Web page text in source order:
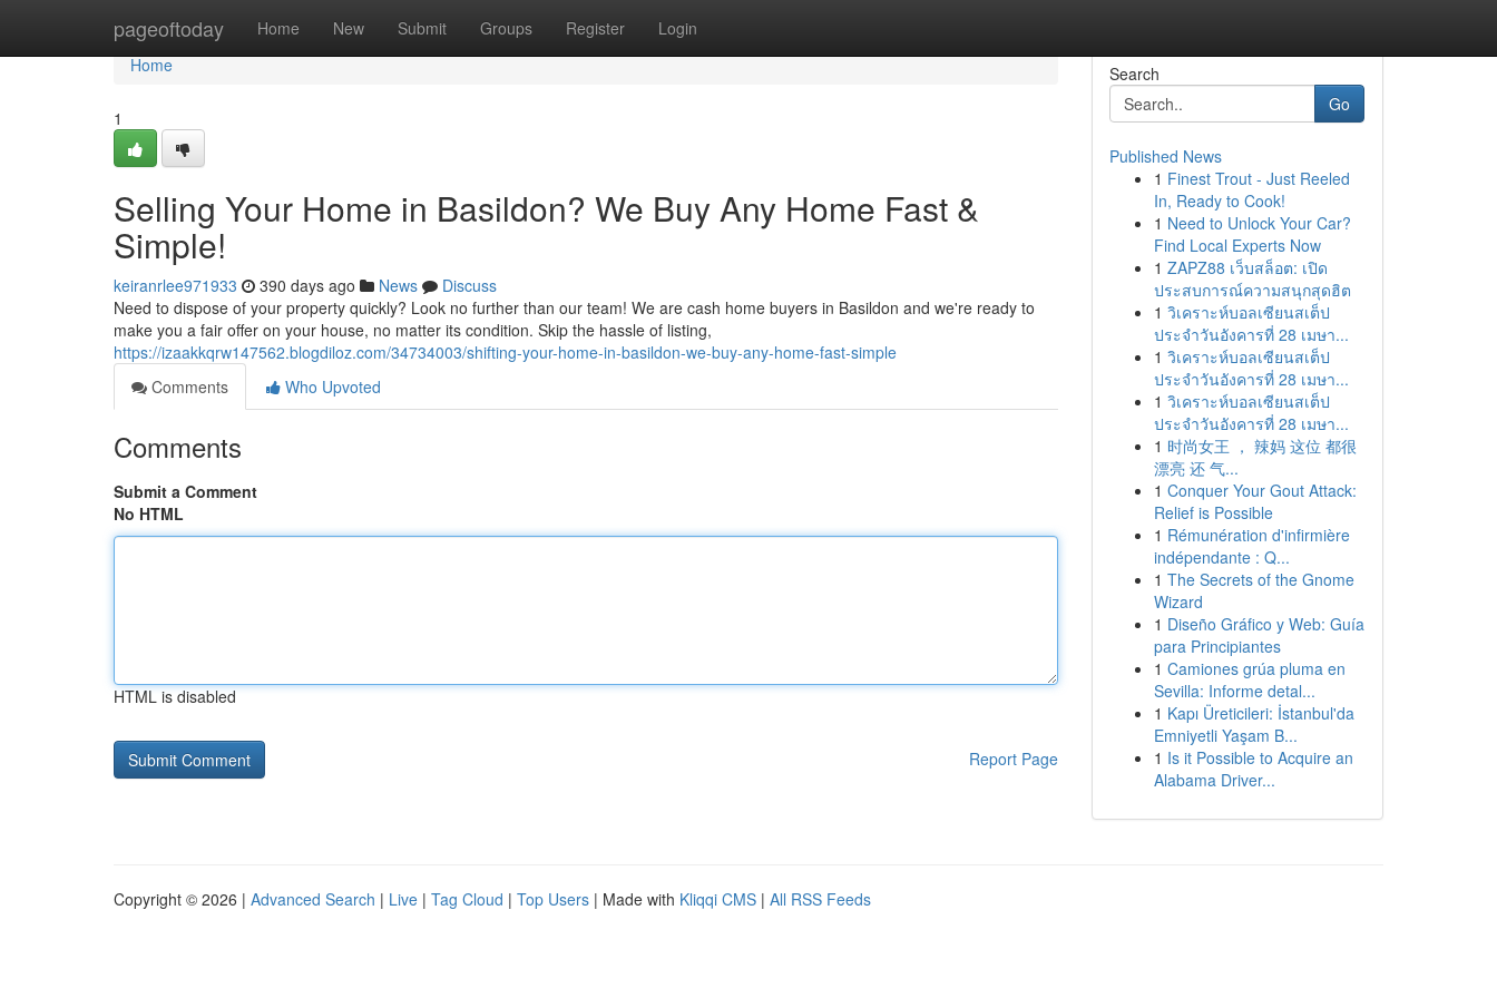
pageoftoday Home New Submit Groups Register Login
Home
Home
1
Selling Your Home in Basildon? We Buy Any Home Fast &
Simple!
keiranrlee971933 390 days ago News
Discuss
Need to dispose of your property quickly? Look no further than our team! We are cash home buyers in Basildon and we're ready to
make you a fair offer on your house, no matter its condition. Skip the hassle of listing,
https://izaakkqrw147562.blogdiloz.com/34734003/shifting-your-home-in-basildon-we-buy-any-home-fast-simple
Comments
Who Upvoted
Comments
Submit a Comment
No HTML
HTML is disabled
Report Page
Search
Go
Published News
1 Finest Trout - Just Reeled
In, Ready to Cook!
1 Need to Unlock Your Car?
Find Local Experts Now
1 ZAPZ88 เว็บสล็อต: เปิด
ประสบการณ์ความสนุกสุดฮิต
1 วิเคราะห์บอลเซียนสเต็ป
ประจำวันอังคารที่ 28 เมษา...
1 วิเคราะห์บอลเซียนสเต็ป
ประจำวันอังคารที่ 28 เมษา...
1 วิเคราะห์บอลเซียนสเต็ป
ประจำวันอังคารที่ 28 เมษา...
1 时尚女王 ， 辣妈 这位 都很
漂亮 还 气...
1 Conquer Your Gout Attack:
Relief is Possible
1 Rémunération d'infirmière
indépendante : Q...
1 The Secrets of the Gnome
Wizard
1 Diseño Gráfico y Web: Guía
para Principiantes
1 Camiones grúa pluma en
Sevilla: Informe detal...
1 Kapı Üreticileri: İstanbul'da
Emniyetli Yaşam B...
1 Is it Possible to Acquire an
Alabama Driver...
Copyright © 2026 | Advanced Search | Live | Tag Cloud | Top Users | Made with Kliqqi CMS | All RSS Feeds